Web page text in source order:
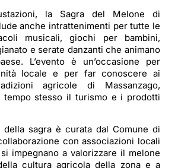
la Sagra del Melone di
anche intrattenimenti per tutte le
musicali, giochi per bambini,
e serate danzanti che animano
L’evento è un’occasione per
locale e per far conoscere ai
agricole di Massanzago,
tempo stesso il turismo e i prodotti
della sagra è curata dal Comune di
con associazioni locali
impegnano a valorizzare il melone
cultura agricola della zona e a